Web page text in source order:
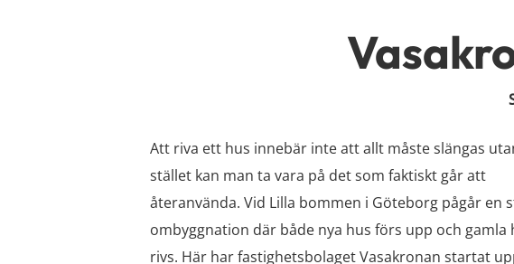
Att riva ett hus innebär inte att allt måste slängas
stället kan man ta vara på det som faktiskt går att
återanvända. Vid Lilla bommen i Göteborg pågår en
ombyggnation där både nya hus förs upp och gamla
rivs. Här har fastighetsbolaget Vasakronan startat